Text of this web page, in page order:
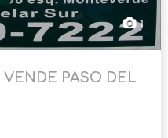
1
PASO DEL